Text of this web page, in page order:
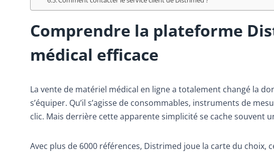
Comprendre la plateforme
médical efficace
La vente de matériel médical en ligne a totalement changé la
s’équiper. Qu’il s’agisse de consommables, instruments de
clic. Mais derrière cette apparente simplicité se cache souvent
Avec plus de 6000 références, Distrimed joue la carte du choix,